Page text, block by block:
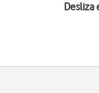
Desliza